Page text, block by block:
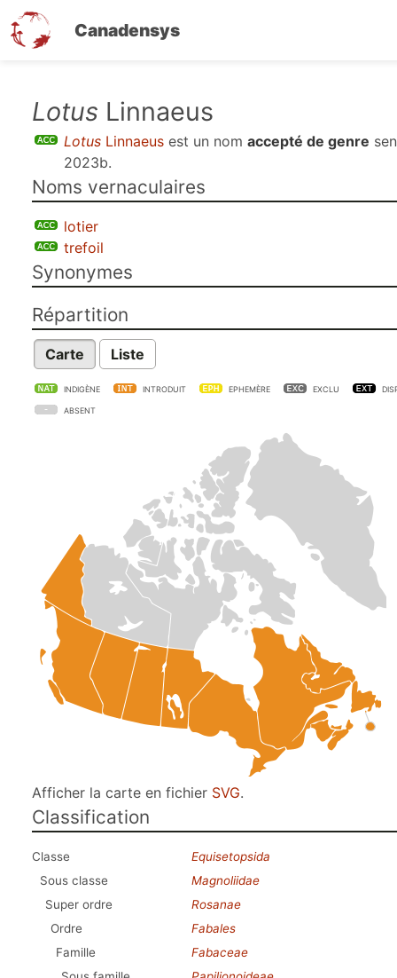
Canadensys
contenu
Lotus Linnaeus
Lotus Linnaeus est un nom accepté de genre
2023b.
Noms vernaculaires
lotier
trefoil
Synonymes
Répartition
Carte Liste
INDIGÈNE INTRODUIT EPHEMÈRE EXCLU
ABSENT
Afficher la carte en fichier SVG.
Classification
Classe
Equisetopsida
Sous classe
Magnoliidae
Super ordre
Rosanae
Ordre
Fabales
Famille
Fabaceae